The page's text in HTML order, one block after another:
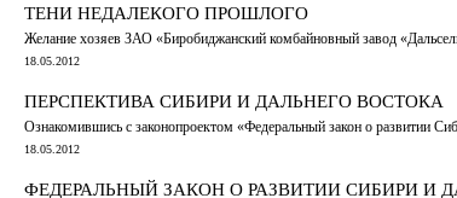
ТЕНИ НЕДАЛЕКОГО ПРОШЛОГО
Желание хозяев ЗАО «Биробиджанский комбайновный завод
18.05.2012
ПЕРСПЕКТИВА СИБИРИ И ДАЛЬНЕГО ВОСТОКА
Ознакомившись с законопроектом «Федеральный закон о развитии
18.05.2012
ФЕДЕРАЛЬНЫЙ ЗАКОН О РАЗВИТИИ СИБИРИ И